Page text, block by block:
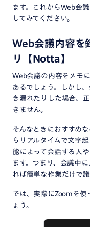
ます。これからWeb会
してみてください。
Web会議内容を
リ【Notta】
Web会議の内容をメモ
あるでしょう。しかし
き漏れたりした場合、
きません。
そんなときにおすすめ
らリアルタイムで文字
能によって会話する人
ます。つまり、会議中
れば簡単な作業だけで
では、実際にZoomを使
ょう。